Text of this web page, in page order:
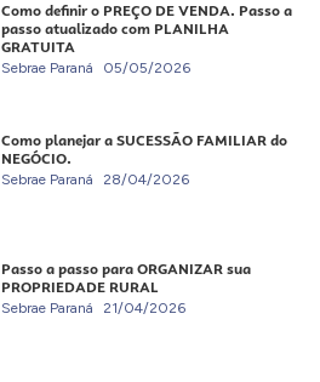
Como definir o PREÇO DE VENDA. Passo a
passo atualizado com PLANILHA
GRATUITA
Sebrae Paraná 05/05/2026
Como planejar a SUCESSÃO FAMILIAR do
NEGÓCIO.
Sebrae Paraná 28/04/2026
Passo a passo para ORGANIZAR sua
PROPRIEDADE RURAL
Sebrae Paraná 21/04/2026